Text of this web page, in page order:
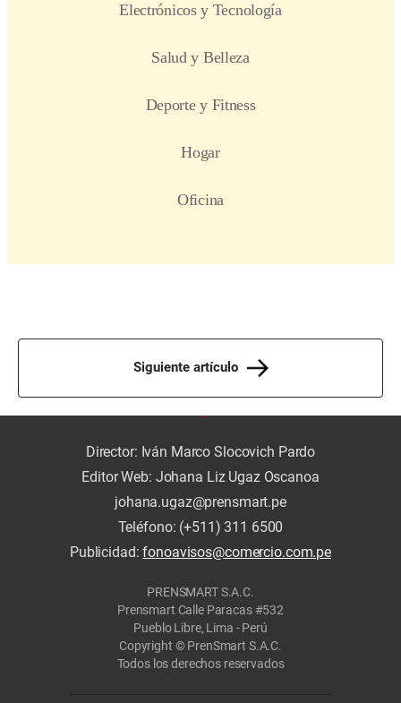
Siguiente artículo
Director: Iván Marco Slocovich Pardo
Editor Web: Johana Liz Ugaz Oscanoa
johana.ugaz@prensmart.pe
Teléfono: (+511) 311 6500
Publicidad:fonoavisos@comercio.com.pe
PRENSMART S.A.C.
Prensmart Calle Paracas #532
Pueblo Libre, Lima - Perú
Copyright © PrenSmart S.A.C.
Todos los derechos reservados